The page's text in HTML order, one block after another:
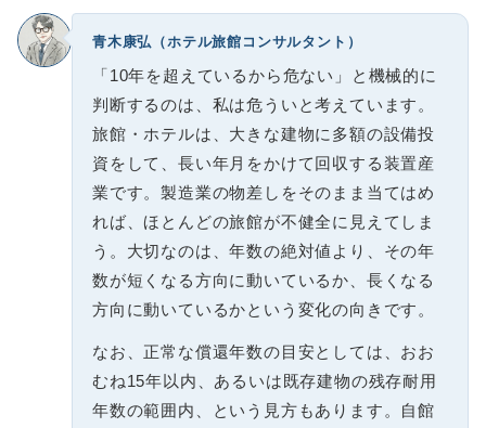
青木康弘（ホテル旅館コンサルタント）
「10年を超えているから危ない」と機械的に
判断するのは、私は危ういと考えています。
旅館・ホテルは、大きな建物に多額の設備投
資をして、長い年月をかけて回収する装置産
業です。製造業の物差しをそのまま当てはめ
れば、ほとんどの旅館が不健全に見えてしま
う。大切なのは、年数の絶対値より、その年
数が短くなる方向に動いているか、長くなる
方向に動いているかという変化の向きです。
なお、正常な償還年数の目安としては、おお
むね15年以内、あるいは既存建物の残存耐用
年数の範囲内、という見方もあります。自館